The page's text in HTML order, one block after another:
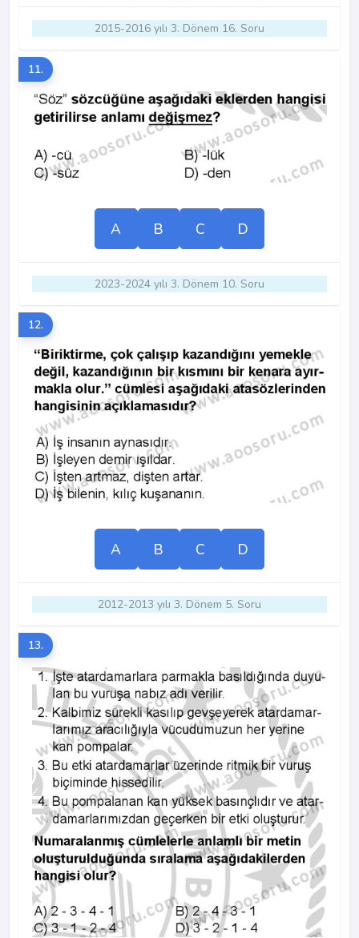
2015-2016 yılı 3. Dönem 16. Soru
11.
A B C D
2023-2024 yılı 3. Dönem 10. Soru
12.
A B C D
2012-2013 yılı 3. Dönem 5. Soru
13.